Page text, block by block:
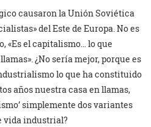
causaron la Unión Soviética
del Este de Europa. No es
«Es el capitalismo… lo que
¿No sería mejor, porque es
lo que ha constituido
años nuestra casa en llamas,
simplemente dos variantes
vida industrial?